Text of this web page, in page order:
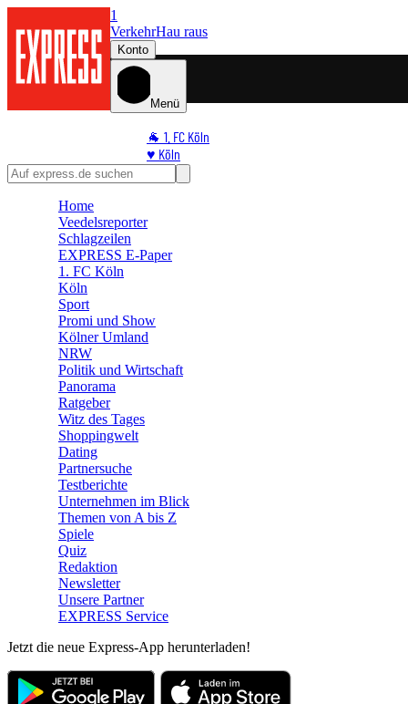
1
VerkehrHau raus
Konto
Menü
🐐 1. FC Köln
♥️ Köln
⭐ Promi
🛒 Shoppingwelt
Home
Veedelsreporter
Schlagzeilen
EXPRESS E-Paper
1. FC Köln
Köln
Sport
Promi und Show
Kölner Umland
NRW
Politik und Wirtschaft
Panorama
Ratgeber
Witz des Tages
Shoppingwelt
Dating
Partnersuche
Testberichte
Unternehmen im Blick
Themen von A bis Z
Spiele
Quiz
Redaktion
Newsletter
Unsere Partner
EXPRESS Service
Jetzt die neue Express-App herunterladen!